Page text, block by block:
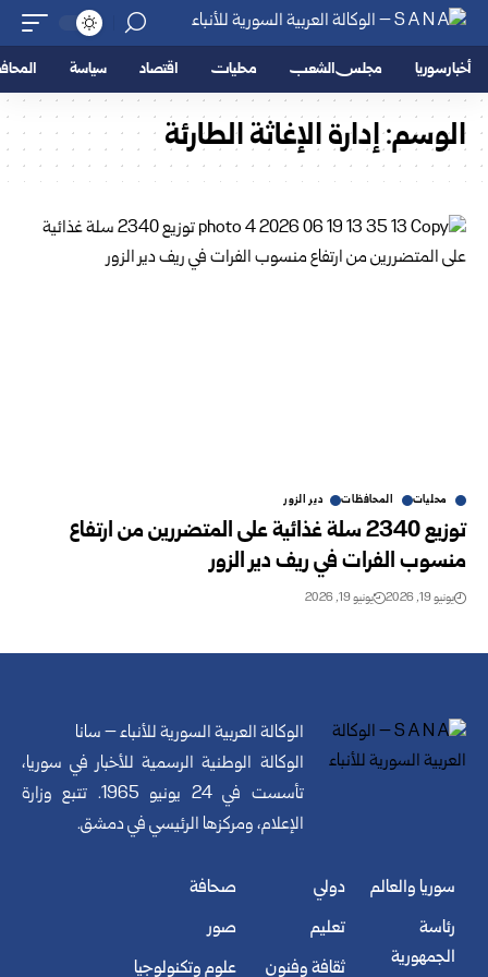
أخبار سوريا مجلس الشعب محليات اقتصاد سياسة
الوسم:إدارة الإغاثة الطارئة
محليات المحافظات دير الزور
توزيع 2340 سلة غذائية على المتضررين من ارتفاع
منسوب الفرات في ريف دير الزور
يونيو 19, 2026 يونيو 19, 2026
الوكالة العربية السورية للأنباء – سانا
الوكالة الوطنية الرسمية للأخبار في سوريا،
تأسست في 24 يونيو 1965. تتبع وزارة
الإعلام، ومركزها الرئيسي في دمشق.
سوريا والعالم
رئاسة
الجمهورية
دولي
تعليم
ثقافة وفنون
صحافة
صور
علوم وتكنولوجيا